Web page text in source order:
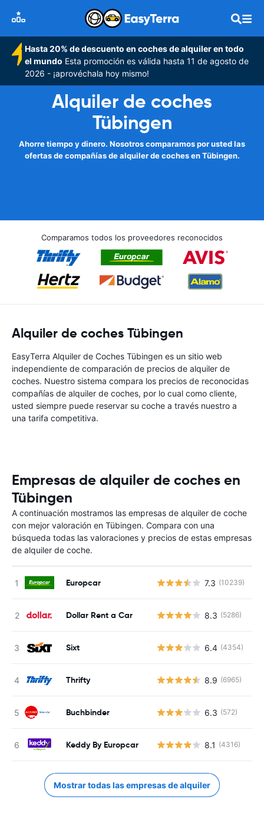
Hasta 20% de descuento en coches de alquiler en todo
el mundo Esta promoción es válida hasta 11 de agosto de
2026 - ¡aprovéchala hoy mismo!
Alquiler de coches
Tübingen
Ahorre tiempo y dinero. Nosotros comparamos por usted las
ofertas de compañías de alquiler de coches en Tübingen.
Comparamos todos los proveedores reconocidos
Alquiler de coches Tübingen
EasyTerra Alquiler de Coches Tübingen es un sitio web
independiente de comparación de precios de alquiler de
coches. Nuestro sistema compara los precios de reconocidas
compañías de alquiler de coches, por lo cual como cliente,
usted siempre puede reservar su coche a través nuestro a
una tarifa competitiva.
Empresas de alquiler de coches en
Tübingen
A continuación mostramos las empresas de alquiler de coche
con mejor valoración en Tübingen. Compara con una
búsqueda todas las valoraciones y precios de estas empresas
de alquiler de coche.
Europcar 7.3 (10239)
Dollar Rent a Car 8.3 (5286)
Sixt 6.4 (4354)
Thrifty 8.9 (6965)
Buchbinder 6.3 (572)
Keddy By Europcar 8.1 (4316)
Mostrar todas las empresas de alquiler